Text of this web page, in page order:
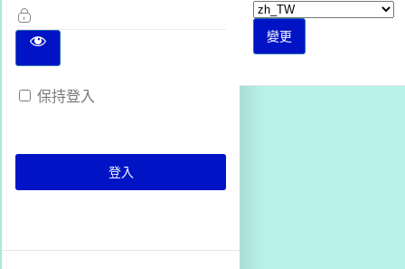
保持登入